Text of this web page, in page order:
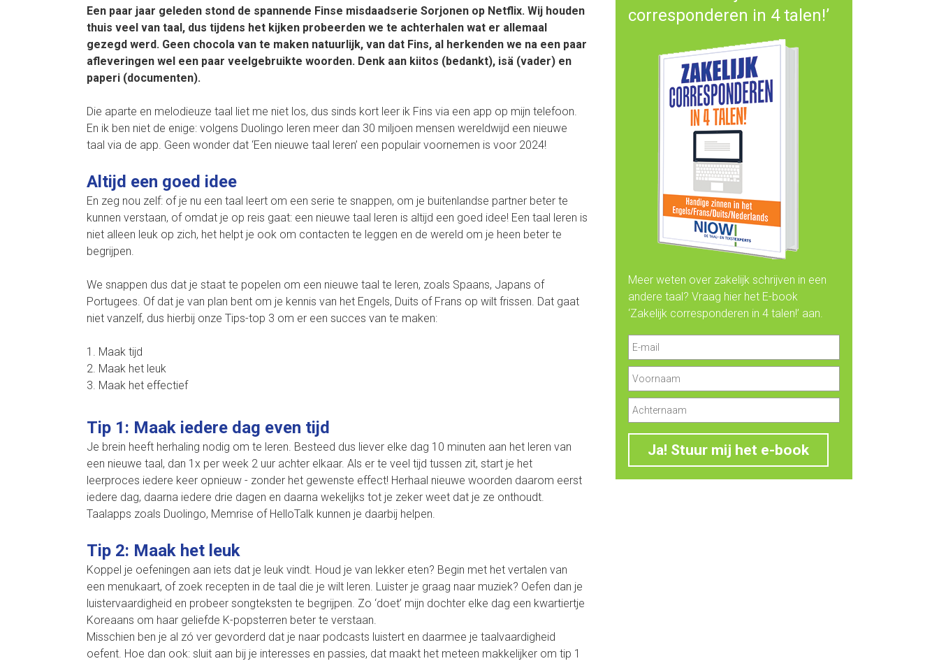
Een paar jaar geleden stond de spannende Finse misdaadserie Sorjonen op Netflix. Wij houden
thuis veel van taal, dus tijdens het kijken probeerden we te achterhalen wat er allemaal
gezegd werd. Geen chocola van te maken natuurlijk, van dat Fins, al herkenden we na een paar
afleveringen wel een paar veelgebruikte woorden. Denk aan kiitos (bedankt), isä (vader) en
paperi (documenten).
Die aparte en melodieuze taal liet me niet los, dus sinds kort leer ik Fins via een app op mijn telefoon.
En ik ben niet de enige: volgens Duolingo leren meer dan 30 miljoen mensen wereldwijd een nieuwe
taal via de app. Geen wonder dat ‘Een nieuwe taal leren’ een populair voornemen is voor 2024!
Altijd een goed idee
En zeg nou zelf: of je nu een taal leert om een serie te snappen, om je buitenlandse partner beter te
kunnen verstaan, of omdat je op reis gaat: een nieuwe taal leren is altijd een goed idee! Een taal leren is
niet alleen leuk op zich, het helpt je ook om contacten te leggen en de wereld om je heen beter te
begrijpen.
We snappen dus dat je staat te popelen om een nieuwe taal te leren, zoals Spaans, Japans of
Portugees. Of dat je van plan bent om je kennis van het Engels, Duits of Frans op wilt frissen. Dat gaat
niet vanzelf, dus hierbij onze Tips-top 3 om er een succes van te maken:
1. Maak tijd
2. Maak het leuk
3. Maak het effectief
Tip 1: Maak iedere dag even tijd
Je brein heeft herhaling nodig om te leren. Besteed dus liever elke dag 10 minuten aan het leren van
een nieuwe taal, dan 1x per week 2 uur achter elkaar. Als er te veel tijd tussen zit, start je het
leerproces iedere keer opnieuw - zonder het gewenste effect! Herhaal nieuwe woorden daarom eerst
iedere dag, daarna iedere drie dagen en daarna wekelijks tot je zeker weet dat je ze onthoudt.
Taalapps zoals Duolingo, Memrise of HelloTalk kunnen je daarbij helpen.
Tip 2: Maak het leuk
Koppel je oefeningen aan iets dat je leuk vindt. Houd je van lekker eten? Begin met het vertalen van
een menukaart, of zoek recepten in de taal die je wilt leren. Luister je graag naar muziek? Oefen dan je
luistervaardigheid en probeer songteksten te begrijpen. Zo ‘doet’ mijn dochter elke dag een kwartiertje
Koreaans om haar geliefde K-popsterren beter te verstaan.
Misschien ben je al zó ver gevorderd dat je naar podcasts luistert en daarmee je taalvaardigheid
oefent. Hoe dan ook: sluit aan bij je interesses en passies, dat maakt het meteen makkelijker om tip 1
corresponderen in 4 talen!’
Meer weten over zakelijk schrijven in een
andere taal? Vraag hier het E-book
‘Zakelijk corresponderen in 4 talen!’ aan.
Ja! Stuur mij het e-book